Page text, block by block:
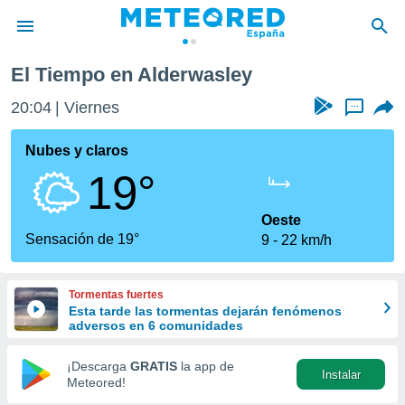
de
por
que se
calidad.
a este
las
y
forma
digital
basada
El Tiempo en Alderwasley
20:04 Viernes ...
Nubes y claros
19°
Sensación de 19°
Oeste
9
22 km/h
Tormentas fuertes
Esta tarde las tormentas dejarán fenómenos
adversos en 6 comunidades
¡Descarga GRATIS la app de
Meteored!
Instalar